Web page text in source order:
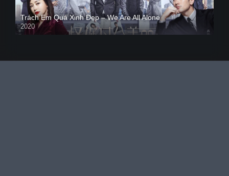
Trách Em Quá Xinh Đẹp – We Are All Alone
2020